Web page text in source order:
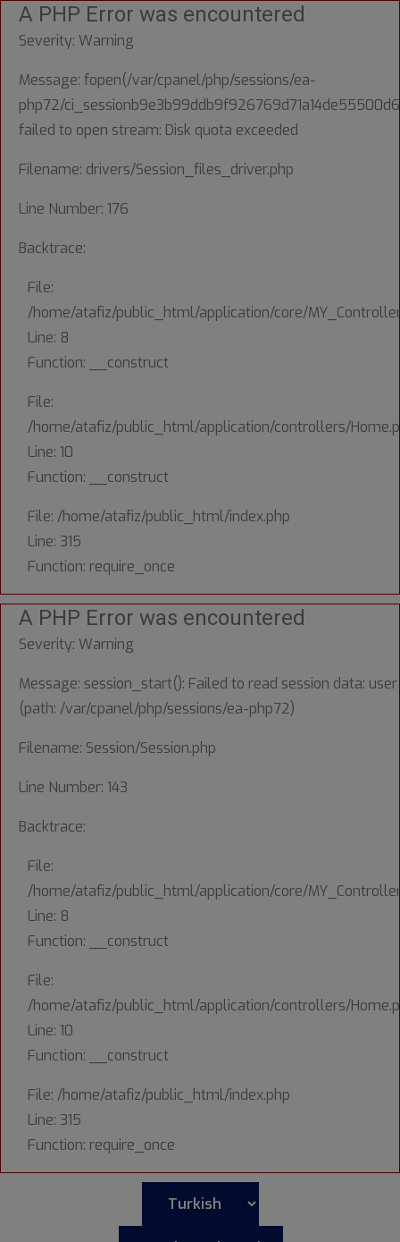
A PHP Error was encountered
Severity: Warning
Message: fopen(/var/cpanel/php/sessions/ea-
php72/
failed to open stream: Disk quota exceeded
Filename: drivers/Session_files_driver.php
Line Number: 176
Backtrace:
File:
/home/atafiz/public_html/application/core/
Line: 8
Function: __construct
File:
/home/atafiz/public_html/application/controllers/
Line: 10
Function: __construct
File: /home/atafiz/public_html/index.php
Line: 315
Function: require_once
A PHP Error was encountered
Severity: Warning
Message: session_start(): Failed to read session data: user
(path: /var/cpanel/php/sessions/ea-php72)
Filename: Session/Session.php
Line Number: 143
Backtrace:
File:
/home/atafiz/public_html/application/core/
Line: 8
Function: __construct
File:
/home/atafiz/public_html/application/controllers/
Line: 10
Function: __construct
File: /home/atafiz/public_html/index.php
Line: 315
Function: require_once